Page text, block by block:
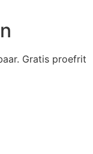
Gratis proefrit